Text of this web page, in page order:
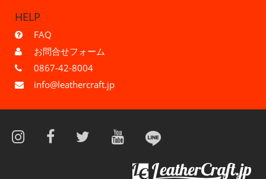
HELP
FAQ
お問合せフォーム
0867-42-8004
info@leathercraft.jp